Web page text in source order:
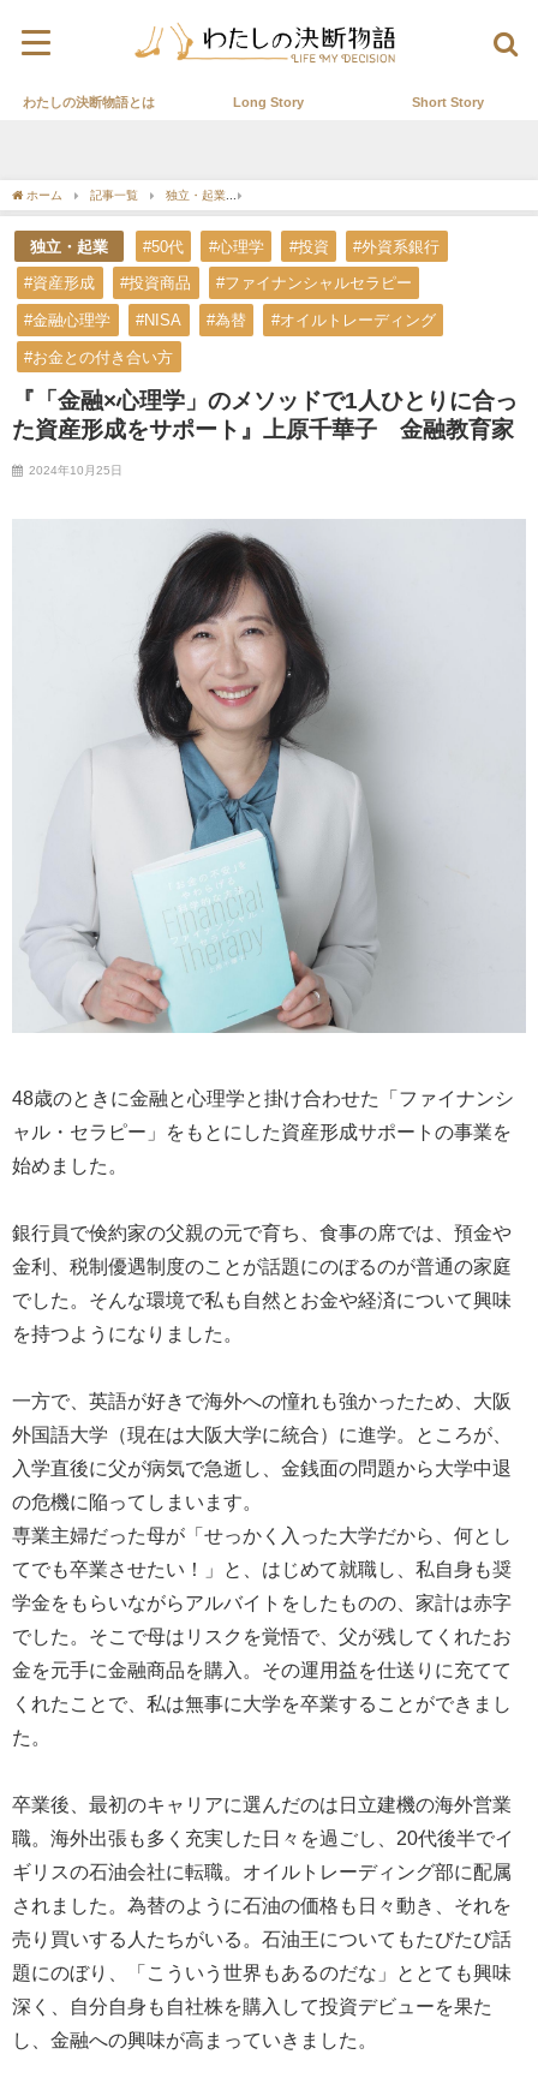
わたしの決断物語とは Long Story Short Story
ホーム 記事一覧 独立・起業
独立・起業 #50代 #心理学 #投資 #外資系銀行
#資産形成 #投資商品 #ファイナンシャルセラピー
#金融心理学 #NISA #為替 #オイルトレーディング
#お金との付き合い方
『「金融×心理学」のメソッドで1人ひとりに合っ
た資産形成をサポート』上原千華子 金融教育家
2024年10月25日
48歳のときに金融と心理学と掛け合わせた「ファイナンシ
ャル・セラピー」をもとにした資産形成サポートの事業を
始めました。
銀行員で倹約家の父親の元で育ち、食事の席では、預金や
金利、税制優遇制度のことが話題にのぼるのが普通の家庭
でした。そんな環境で私も自然とお金や経済について興味
を持つようになりました。
一方で、英語が好きで海外への憧れも強かったため、大阪
外国語大学（現在は大阪大学に統合）に進学。ところが、
入学直後に父が病気で急逝し、金銭面の問題から大学中退
の危機に陥ってしまいます。
専業主婦だった母が「せっかく入った大学だから、何とし
てでも卒業させたい！」と、はじめて就職し、私自身も奨
学金をもらいながらアルバイトをしたものの、家計は赤字
でした。そこで母はリスクを覚悟で、父が残してくれたお
金を元手に金融商品を購入。その運用益を仕送りに充てて
くれたことで、私は無事に大学を卒業することができまし
た。
卒業後、最初のキャリアに選んだのは日立建機の海外営業
職。海外出張も多く充実した日々を過ごし、20代後半でイ
ギリスの石油会社に転職。オイルトレーディング部に配属
されました。為替のように石油の価格も日々動き、それを
売り買いする人たちがいる。石油王についてもたびたび話
題にのぼり、「こういう世界もあるのだな」ととても興味
深く、自分自身も自社株を購入して投資デビューを果た
し、金融への興味が高まっていきました。